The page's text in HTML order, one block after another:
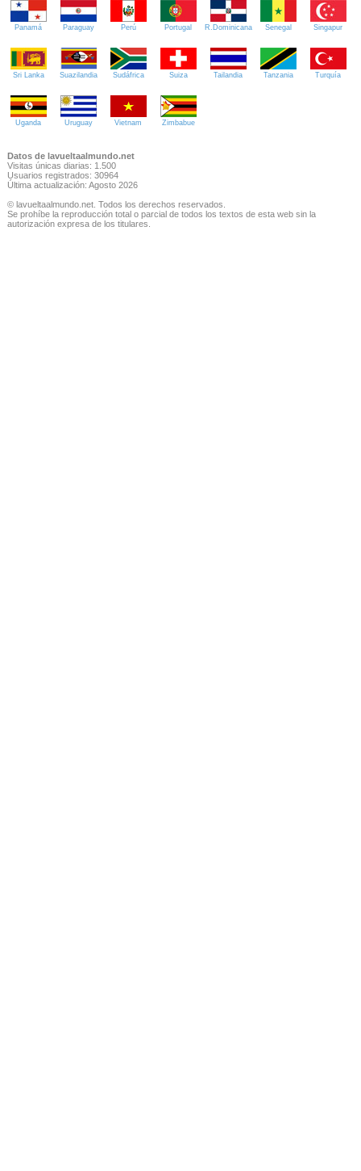
Panamá Paraguay Perú Portugal R.Dominicana Senegal Singapur
Sri Lanka Suazilandia Sudáfrica Suiza Tailandia Tanzania Turquía
Uganda Uruguay Vietnam Zimbabue
Datos de lavueltaalmundo.net
Visitas únicas diarias: 1.500
Usuarios registrados: 30964
Última actualización: Agosto 2026
© lavueltaalmundo.net. Todos los derechos reservados.
Se prohíbe la reproducción total o parcial de todos los textos de esta web sin la
autorización expresa de los titulares.